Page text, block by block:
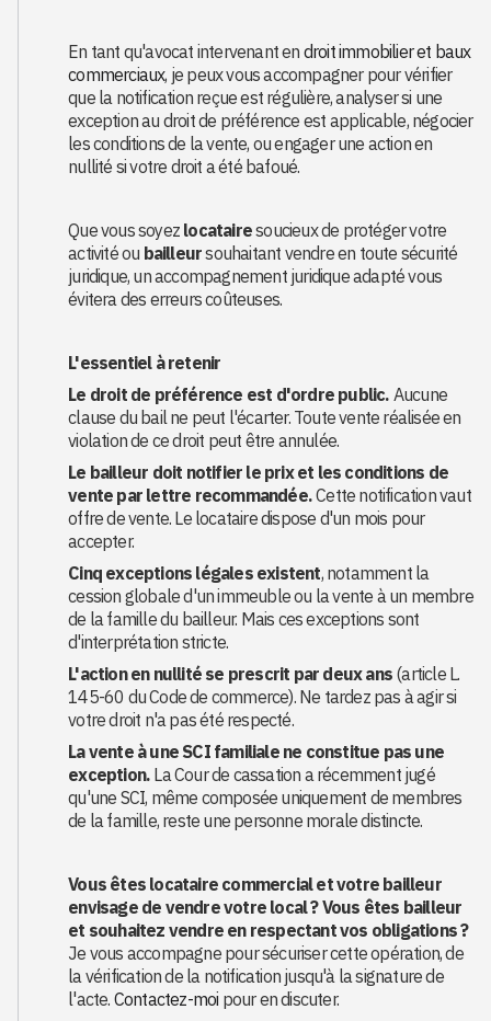
En tant qu'avocat intervenant en droit immobilier et baux
commerciaux, je peux vous accompagner pour vérifier
que la notification reçue est régulière, analyser si une
exception au droit de préférence est applicable, négocier
les conditions de la vente, ou engager une action en
nullité si votre droit a été bafoué.
Que vous soyez locatairesoucieux de protéger votre
activité ou bailleursouhaitant vendre en toute sécurité
juridique, un accompagnement juridique adapté vous
évitera des erreurs coûteuses.
L'essentiel à retenir
Le droit de préférence est d'ordre public. Aucune
clause du bail ne peut l'écarter. Toute vente réalisée en
violation de ce droit peut être annulée.
Le bailleur doit notifier le prix et les conditions de
vente par lettre recommandée.Cette notification vaut
offre de vente. Le locataire dispose d'un mois pour
accepter.
Cinq exceptions légales existent, notamment la
cession globale d'un immeuble ou la vente à un membre
de la famille du bailleur. Mais ces exceptions sont
d'interprétation stricte.
L'action en nullité se prescrit par deux ans (article L.
145-60 du Code de commerce). Ne tardez pas à agir si
votre droit n'a pas été respecté.
La vente à une SCI familiale ne constitue pas une
exception. La Cour de cassation a récemment jugé
qu'une SCI, même composée uniquement de membres
de la famille, reste une personne morale distincte.
Vous êtes locataire commercial et votre bailleur
envisage de vendre votre local ? Vous êtes bailleur
et souhaitez vendre en respectant vos obligations ?
Je vous accompagne pour sécuriser cette opération, de
la vérification de la notification jusqu'à la signature de
l'acte. Contactez-moi pour en discuter.